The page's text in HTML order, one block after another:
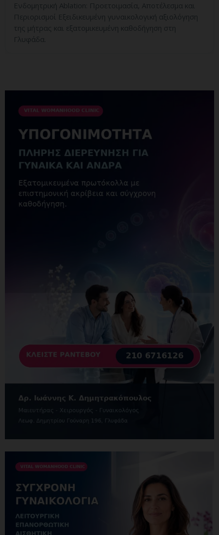
Ενδομητρική Ablation: Προετοιμασία, Αποτέλεσμα και
Περιορισμοί Εξειδικευμένη γυναικολογική αξιολόγηση
της μήτρας και εξατομικευμένη καθοδήγηση στη
Γλυφάδα.